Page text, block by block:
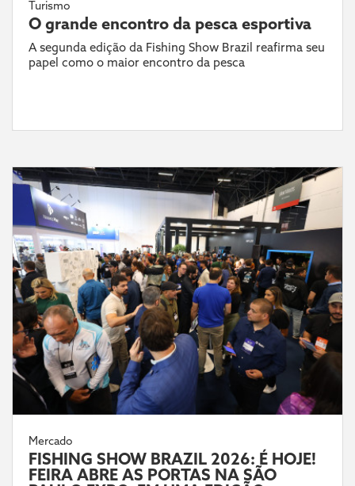
Turismo
O grande encontro da pesca esportiva
A segunda edição da Fishing Show Brazil reafirma seu
papel como o maior encontro da pesca
Mercado
FISHING SHOW BRAZIL 2026: É HOJE!
FEIRA ABRE AS PORTAS NA SÃO